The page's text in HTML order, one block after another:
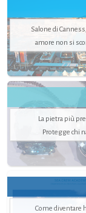
Salone di
amore non si
La pietra più
Protegge chi
Come diventare